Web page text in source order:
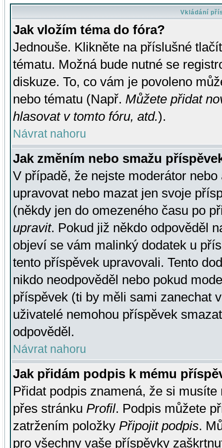
Vkládání
Jak vložím téma do fóra?
Jednouše. Klikněte na příslušné
tématu. Možná bude nutné se
diskuze. To, co vám je povoleno
nebo tématu (Např. Můžete přidat
hlasovat v tomto fóru, atd.).
Návrat nahoru
Jak změním nebo smažu
V případě, že nejste moderátor
upravovat nebo mazat jen svoje
(někdy jen do omezeného času po
upravit. Pokud již někdo odpověděl
objeví se vám malinký dodatek u
tento příspěvek upravovali. Tento
nikdo neodpověděl nebo pokud
příspěvek (ti by měli sami zanechat
uživatelé nemohou příspěvek
odpověděl.
Návrat nahoru
Jak přidám podpis k mému
Přidat podpis znamená, že si
přes stránku Profil. Podpis můžete
zatržením položky Připojit podpis.
pro všechny vaše příspěvky